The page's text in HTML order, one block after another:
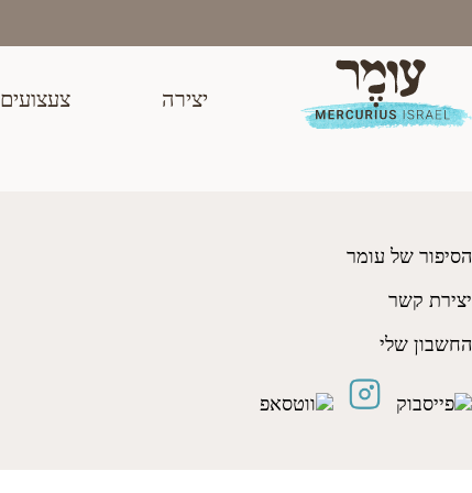
content
יצירה צעצועיםרקמה תכלת שמיים 312
הסיפור של עומר
יצירת קשר
החשבון שלי